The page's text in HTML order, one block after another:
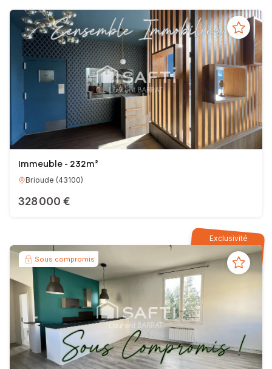
Immeuble - 232m²
Brioude (43100)
328 000 €
Exclusivité
Sous compromis